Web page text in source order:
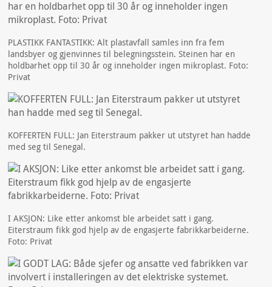
PLASTIKK FANTASTIKK: Alt plastavfall samles inn fra fem
landsbyer og gjenvinnes til belegningsstein. Steinen har en
holdbarhet opp til 30 år og inneholder ingen mikroplast. Foto:
Privat
KOFFERTEN FULL: Jan Eiterstraum pakker ut utstyret han hadde
med seg til Senegal.
I AKSJON: Like etter ankomst ble arbeidet satt i gang.
Eiterstraum fikk god hjelp av de engasjerte fabrikkarbeiderne.
Foto: Privat